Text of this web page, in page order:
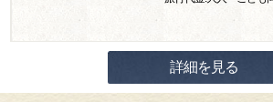
詳細を見る